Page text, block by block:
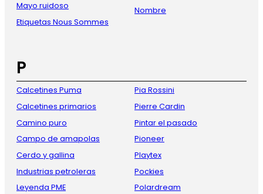
Mayo ruidoso
Etiquetas Nous Sommes
Nombre
P
Calcetines Puma
Calcetines primarios
Camino puro
Campo de amapolas
Cerdo y gallina
Industrias petroleras
Leyenda PME
Pia Rossini
Pierre Cardin
Pintar el pasado
Pioneer
Playtex
Pockies
Polardream